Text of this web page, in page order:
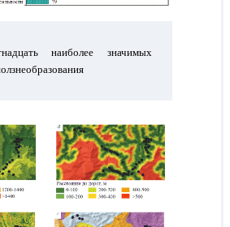
наиболее значимых